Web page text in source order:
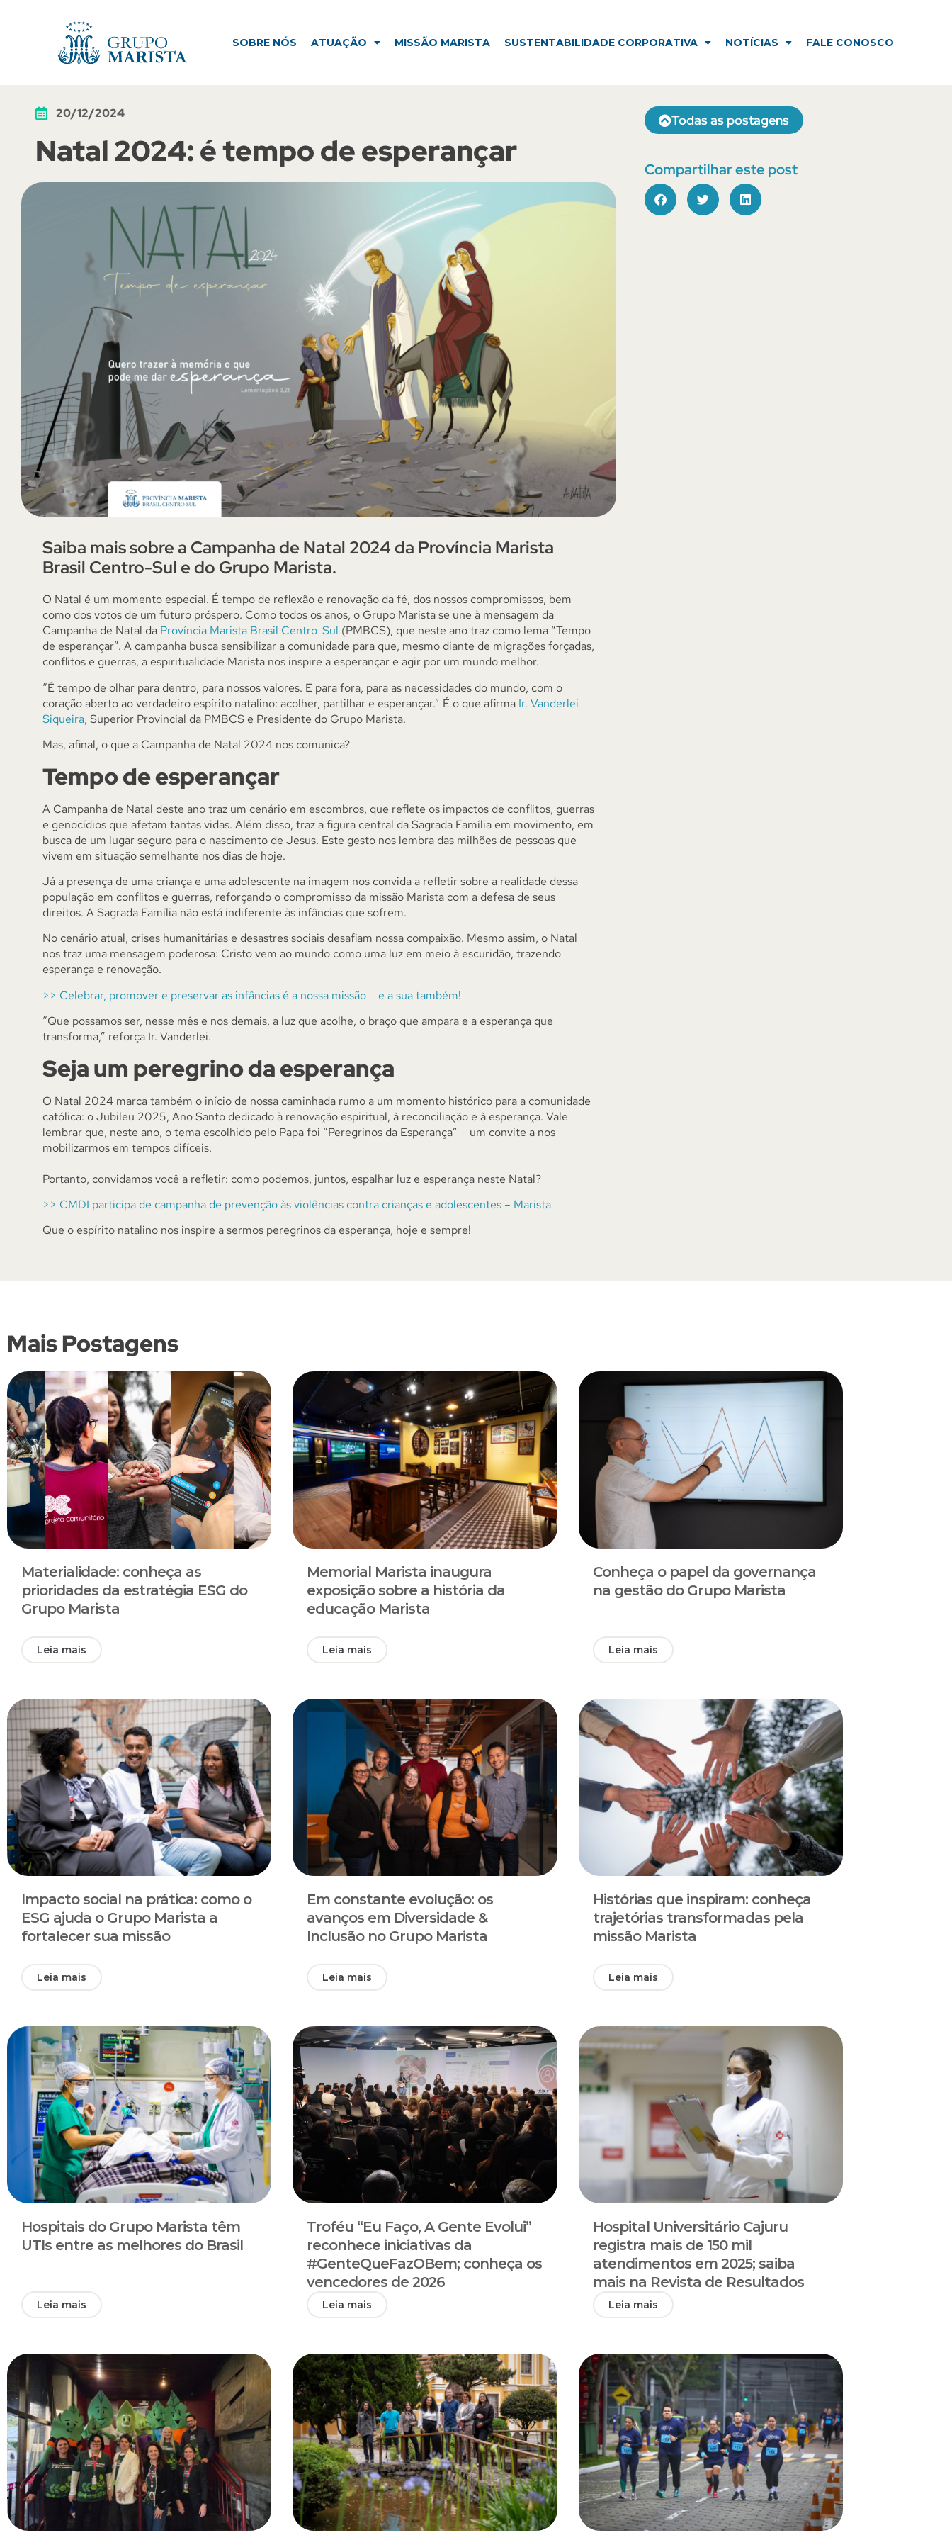
SOBRE NÓS ATUAÇÃO MISSÃO MARISTA SUSTENTABILIDADE CORPORATIVA NOTÍCIAS FALE CONOSCO
20/12/2024
Natal 2024: é tempo de esperançar
Saiba mais sobre a Campanha de Natal 2024 da Província Marista
Brasil Centro-Sul e do Grupo Marista.
O Natal é um momento especial. É tempo de reflexão e renovação da fé, dos nossos compromissos, bem
como dos votos de um futuro próspero. Como todos os anos, o Grupo Marista se une à mensagem da
Campanha de Natal da Província Marista Brasil Centro-Sul (PMBCS), que neste ano traz como lema “Tempo
de esperançar”. A campanha busca sensibilizar a comunidade para que, mesmo diante de migrações forçadas,
conflitos e guerras, a espiritualidade Marista nos inspire a esperançar e agir por um mundo melhor.
“É tempo de olhar para dentro, para nossos valores. E para fora, para as necessidades do mundo, com o
coração aberto ao verdadeiro espírito natalino: acolher, partilhar e esperançar.” É o que afirma Ir. Vanderlei
Siqueira, Superior Provincial da PMBCS e Presidente do Grupo Marista.
Mas, afinal, o que a Campanha de Natal 2024 nos comunica?
Tempo de esperançar
A Campanha de Natal deste ano traz um cenário em escombros, que reflete os impactos de conflitos, guerras
e genocídios que afetam tantas vidas. Além disso, traz a figura central da Sagrada Família em movimento, em
busca de um lugar seguro para o nascimento de Jesus. Este gesto nos lembra das milhões de pessoas que
vivem em situação semelhante nos dias de hoje.
Já a presença de uma criança e uma adolescente na imagem nos convida a refletir sobre a realidade dessa
população em conflitos e guerras, reforçando o compromisso da missão Marista com a defesa de seus
direitos. A Sagrada Família não está indiferente às infâncias que sofrem.
No cenário atual, crises humanitárias e desastres sociais desafiam nossa compaixão. Mesmo assim, o Natal
nos traz uma mensagem poderosa: Cristo vem ao mundo como uma luz em meio à escuridão, trazendo
esperança e renovação.
>> Celebrar, promover e preservar as infâncias é a nossa missão – e a sua também!
“Que possamos ser, nesse mês e nos demais, a luz que acolhe, o braço que ampara e a esperança que
transforma,” reforça Ir. Vanderlei.
Seja um peregrino da esperança
O Natal 2024 marca também o início de nossa caminhada rumo a um momento histórico para a comunidade
católica: o Jubileu 2025, Ano Santo dedicado à renovação espiritual, à reconciliação e à esperança. Vale
lembrar que, neste ano, o tema escolhido pelo Papa foi “Peregrinos da Esperança” – um convite a nos
mobilizarmos em tempos difíceis.
Portanto, convidamos você a refletir: como podemos, juntos, espalhar luz e esperança neste Natal?
>> CMDI participa de campanha de prevenção às violências contra crianças e adolescentes – Marista
Que o espírito natalino nos inspire a sermos peregrinos da esperança, hoje e sempre!
Todas as postagens
Compartilhar este post
Mais Postagens
Materialidade: conheça as
prioridades da estratégia ESG do
Grupo Marista
Leia mais
Memorial Marista inaugura
exposição sobre a história da
educação Marista
Leia mais
Conheça o papel da governança
na gestão do Grupo Marista
Leia mais
Impacto social na prática: como o
ESG ajuda o Grupo Marista a
fortalecer sua missão
Leia mais
Em constante evolução: os
avanços em Diversidade &
Inclusão no Grupo Marista
Leia mais
Histórias que inspiram: conheça
trajetórias transformadas pela
missão Marista
Leia mais
Hospitais do Grupo Marista têm
UTIs entre as melhores do Brasil
Leia mais
Troféu “Eu Faço, A Gente Evolui”
reconhece iniciativas da
#GenteQueFazOBem; conheça os
vencedores de 2026
Leia mais
Hospital Universitário Cajuru
registra mais de 150 mil
atendimentos em 2025; saiba
mais na Revista de Resultados
Leia mais